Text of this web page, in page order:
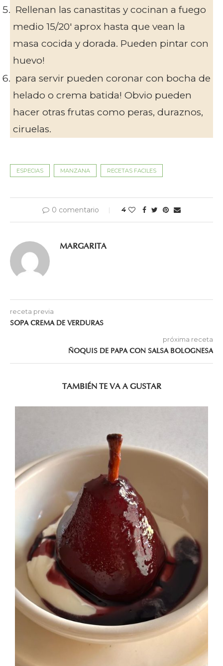
Rellenan las canastitas y cocinan a fuego
medio 15/20' aprox hasta que vean la
masa cocida y dorada. Pueden pintar con
huevo!
para servir pueden coronar con bocha de
helado o crema batida! Obvio pueden
hacer otras frutas como peras, duraznos,
ciruelas.
ESPECIAS MANZANA RECETAS FACILES
0 comentario 4
MARGARITA
receta previa
SOPA CREMA DE VERDURAS
próxima receta
ÑOQUIS DE PAPA CON SALSA BOLOGNESA
TAMBIÉN TE VA A GUSTAR